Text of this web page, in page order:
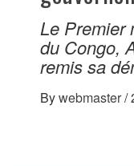
Le Premier
du Congo,
remis sa
Bywebmaster/